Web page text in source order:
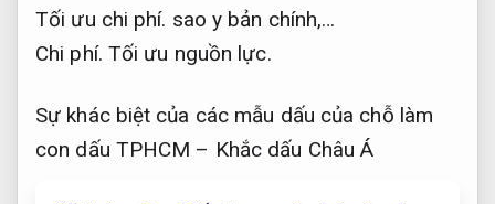
Tối ưu chi phí. sao y bản chính,…
Chi phí. Tối ưu nguồn lực.
​Sự khác biệt của các mẫu dấu của chỗ làm
con dấu TPHCM – Khắc dấu Châu Á